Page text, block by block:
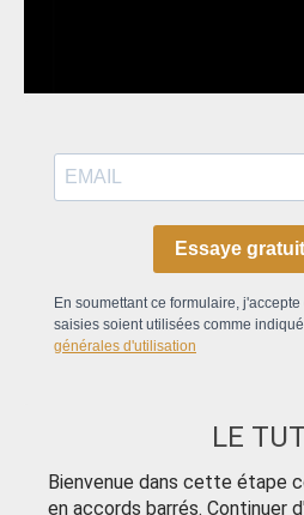
Essaye
En soumettant ce formulaire,
saisies soient utilisées comme
générales d'utilisation
LE
Bienvenue dans cette étape
en accords barrés. Continuer